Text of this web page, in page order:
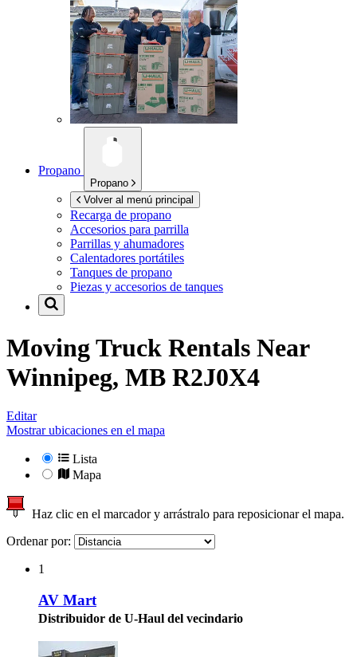
Propano
Propano
Volver al menú principal
Recarga de propano
Accesorios para parrilla
Parrillas y ahumadores
Calentadores portátiles
Tanques de propano
Piezas y accesorios de tanques
Moving Truck Rentals Near
Winnipeg, MB R2J0X4
Editar
Mostrar ubicaciones en el mapa
Lista
Mapa
Haz clic en el marcador y arrástralo para reposicionar el mapa.
Ordenar por:
1
AV Mart
Distribuidor de U-Haul del vecindario